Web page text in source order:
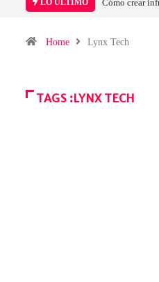
LO ÚLTIMO Cómo crear
Home Lynx Tech
TAGS :LYNX TECH